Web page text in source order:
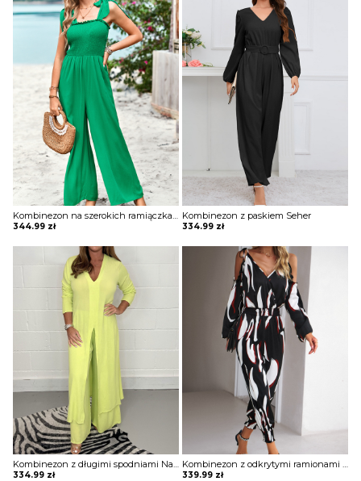
Kombinezon na szerokich ramiączkach Sumeyya
344.99 zł
Kombinezon z paskiem Seher
334.99 zł
334.99 zł 339.99 zł